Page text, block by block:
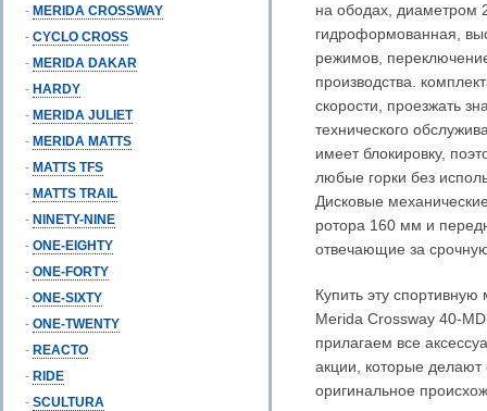
- MERIDA CROSSWAY
- CYCLO CROSS
- MERIDA DAKAR
- HARDY
- MERIDA JULIET
- MERIDA MATTS
- MATTS TFS
- MATTS TRAIL
- NINETY-NINE
- ONE-EIGHTY
- ONE-FORTY
- ONE-SIXTY
- ONE-TWENTY
- REACTO
- RIDE
- SCULTURA
на ободах, диаметром
гидроформованная,
режимов,
производства.
скорости, проезжать
технического
имеет блокировку,
любые горки без
Дисковые
ротора 160 мм и
отвечающие за
Купить эту
Merida Crossway 40-
прилагаем все
акции, которые
оригинальное